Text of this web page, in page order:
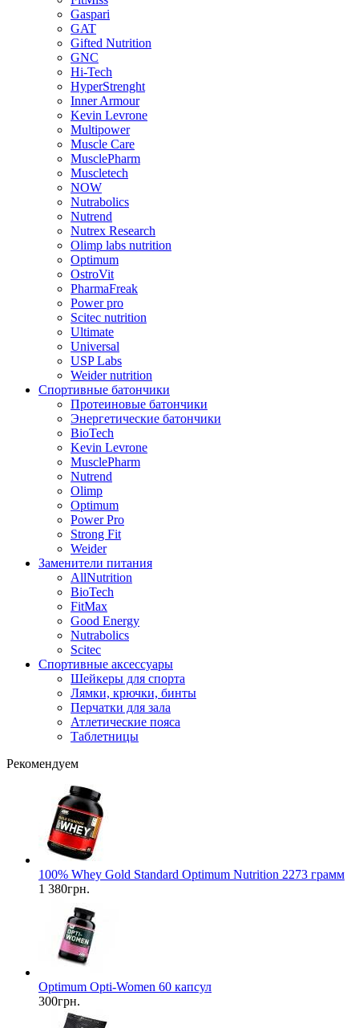
Gaspari
GAT
Gifted Nutrition
GNC
Hi-Tech
HyperStrenght
Inner Armour
Kevin Levrone
Multipower
Muscle Care
MusclePharm
Muscletech
NOW
Nutrabolics
Nutrend
Nutrex Research
Olimp labs nutrition
Optimum
OstroVit
PharmaFreak
Power pro
Scitec nutrition
Ultimate
Universal
USP Labs
Weider nutrition
Спортивные батончики
Протеиновые батончики
Энергетические батончики
BioTech
Kevin Levrone
MusclePharm
Nutrend
Olimp
Optimum
Power Pro
Strong Fit
Weider
Заменители питания
AllNutrition
BioTech
FitMax
Good Energy
Nutrabolics
Scitec
Спортивные аксессуары
Шейкеры для спорта
Лямки, крючки, бинты
Перчатки для зала
Атлетические пояса
Таблетницы
Рекомендуем
100% Whey Gold Standard Optimum Nutrition 2273 грамм
1 380грн.
Optimum Opti-Women 60 капсул
300грн.